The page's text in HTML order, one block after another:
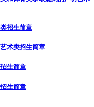
招生简章
艺术类招生简章
生简章
生简章